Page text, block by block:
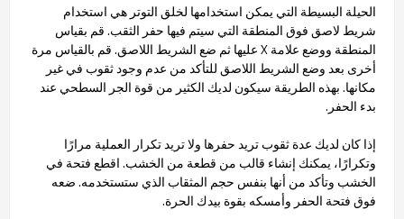
الحيلة البسيطة التي يمكن استخدامها لخلق التوتر هي استخدام
شريط لاصق فوق المنطقة التي سيتم فيها حفر الثقب. قم بقياس
المنطقة ووضع علامة X عليها ثم ضع الشريط اللاصق. قم بالقياس مرة
أخرى بعد وضع الشريط اللاصق للتأكد من عدم وجود ثقوب في غير
مكانها. بهذه الطريقة سيكون لديك الكثير من قوة الجر السطحي عند
بدء الحفر.
إذا كان لديك عدة ثقوب تريد حفرها ولا تريد تكرار العملية مرارًا
وتكرارًا، يمكنك إنشاء قالب من قطعة من الخشب. اقطع فتحة في
الخشب وتأكد من أنها بنفس حجم المثقاب الذي ستستخدمه. ضعه
فوق فتحة الحفر وأمسكه بقوة بيدك الحرة.